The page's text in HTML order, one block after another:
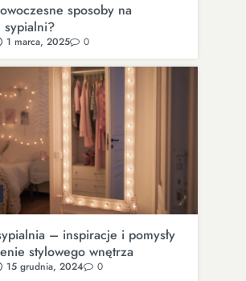
sposoby na
sypialni?
1 marca, 2025 0
– inspiracje i pomysły
stylowego wnętrza
15 grudnia, 2024 0